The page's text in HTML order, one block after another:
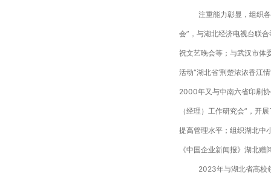
注重能力彰显，组织
会”，与湖北经济电视台联
祝文艺晚会等；与武汉市体
活动“湖北省‘荆楚浓浓香江
2000年又与中南六省印刷
（经理）工作研究会”，开
提高管理水平；组织湖北中
《中国企业新闻报》湖北
2023年与湖北省高校